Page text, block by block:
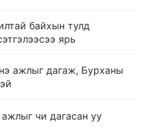
байхын тулд
ярь
ажлыг дагаж, Бурханы
чи дагасан уу